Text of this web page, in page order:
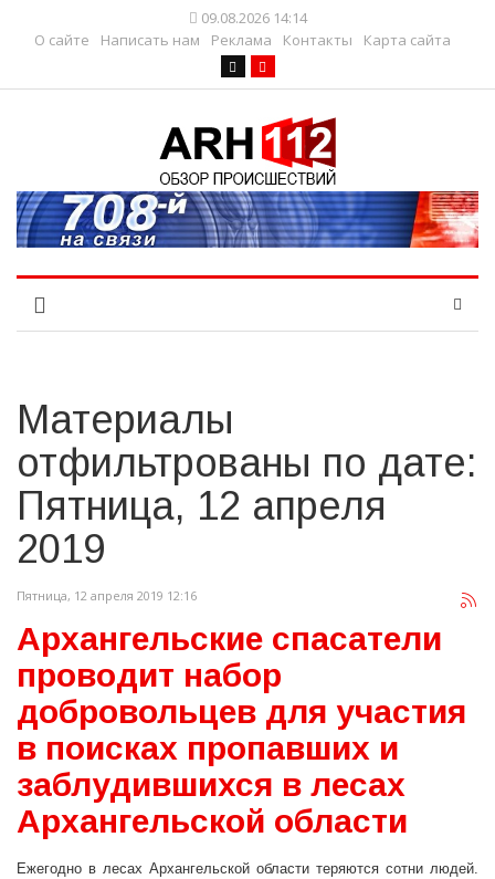
09.08.2026 14:14
О сайте
Написать нам Реклама Контакты Карта сайта
Материалы
отфильтрованы по дате:
Пятница, 12 апреля
2019
Пятница, 12 апреля 2019 12:16
Архангельские спасатели
проводит набор
добровольцев для участия
в поисках пропавших и
заблудившихся в лесах
Архангельской области
Ежегодно в лесах Архангельской области теряются сотни людей.